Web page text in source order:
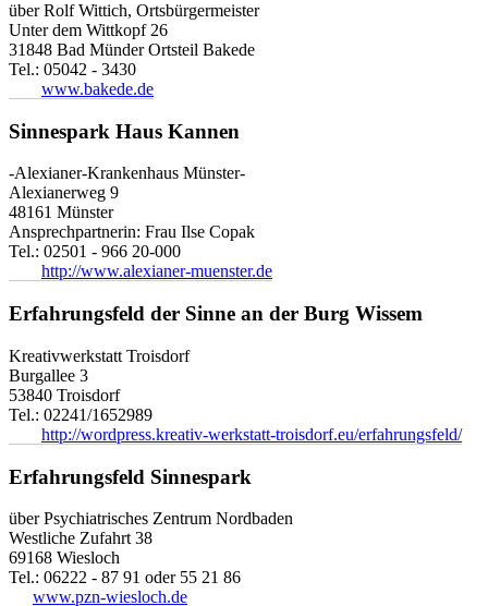
über Rolf Wittich, Ortsbürgermeister
Unter dem Wittkopf 26
31848 Bad Münder Ortsteil Bakede
Tel.: 05042 - 3430
www.bakede.de
Sinnespark Haus Kannen
-Alexianer-Krankenhaus Münster-
Alexianerweg 9
48161 Münster
Ansprechpartnerin: Frau Ilse Copak
Tel.: 02501 - 966 20-000
http://www.alexianer-muenster.de
Erfahrungsfeld der Sinne an der Burg Wissem
Kreativwerkstatt Troisdorf
Burgallee 3
53840 Troisdorf
Tel.: 02241/1652989
http://wordpress.kreativ-werkstatt-troisdorf.eu/erfahrungsfeld/
Erfahrungsfeld Sinnespark
über Psychiatrisches Zentrum Nordbaden
Westliche Zufahrt 38
69168 Wiesloch
Tel.: 06222 - 87 91 oder 55 21 86
www.pzn-wiesloch.de